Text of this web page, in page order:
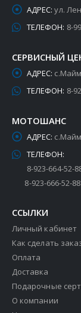
АДРЕС: ул.
ТЕЛЕФОН: 8-
СЕРВИСНЫЙ
АДРЕС:
ТЕЛЕФОН: 8-
МОТОШАНС
АДРЕС:
ТЕЛЕФОН:
8-923-664-52-
8-923-666-52-
ССЫЛКИ
Личный кабинет
Как сделать
Оплата
Доставка
Подарочные
О компании